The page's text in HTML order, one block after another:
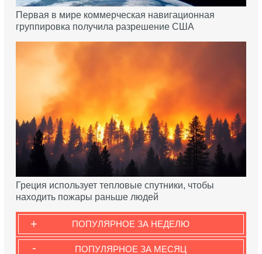
Первая в мире коммерческая навигационная
группировка получила разрешение США
Греция использует тепловые спутники, чтобы
находить пожары раньше людей
ПОПУЛЯРНОЕ ЗА НЕДЕЛЮ
+
ПОПУЛЯРНОЕ ЗА МЕСЯЦ
-